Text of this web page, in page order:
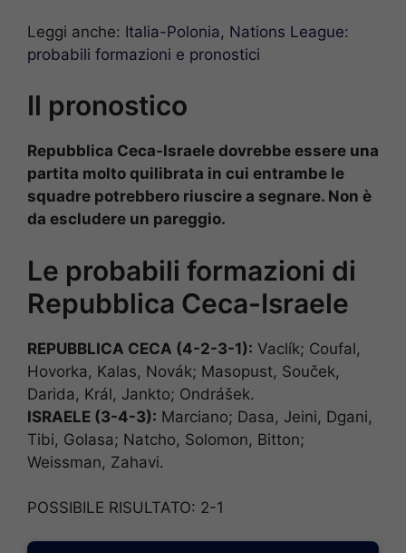
Leggi anche: Italia-Polonia, Nations League:
probabili formazioni e pronostici
Il pronostico
Repubblica Ceca-Israele dovrebbe essere una
partita molto quilibrata in cui entrambe le
squadre potrebbero riuscire a segnare. Non è
da escludere un pareggio.
Le probabili formazioni di
Repubblica Ceca-Israele
REPUBBLICA CECA (4-2-3-1): Vaclík; Coufal,
Hovorka, Kalas, Novák; Masopust, Souček,
Darida, Král, Jankto; Ondrášek.
ISRAELE (3-4-3): Marciano; Dasa, Jeini, Dgani,
Tibi, Golasa; Natcho, Solomon, Bitton;
Weissman, Zahavi.
POSSIBILE RISULTATO: 2-1